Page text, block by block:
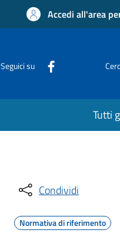
Accedi all'area
Seguici su
Tutti
Condividi
Normativa di riferimento